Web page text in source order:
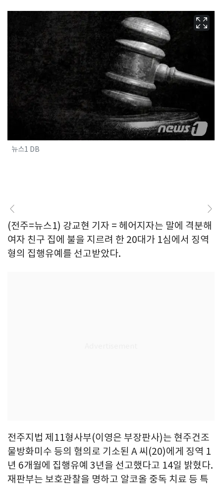
뉴스1 DB
(전주=뉴스1) 강교현 기자 = 헤어지자는 말에 격분해
여자 친구 집에 불을 지르려 한 20대가 1심에서 징역
형의 집행유예를 선고받았다.
전주지법 제11형사부(이영은 부장판사)는 현주건조
물방화미수 등의 혐의로 기소된 A 씨(20)에게 징역 1
년 6개월에 집행유예 3년을 선고했다고 14일 밝혔다.
재판부는 보호관찰을 명하고 알코올 중독 치료 등 특